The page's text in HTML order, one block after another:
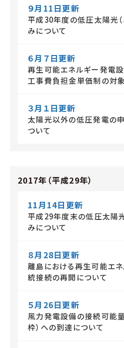
９月11日更新
平成30年度の低圧太陽光
みについて
６月７日更新
再生可能エネルギー発電
工事費負担金単価制の対
３月１日更新
太陽光以外の低圧発電の
ついて
2017年（平成29年）
11月14日更新
平成29年度末の低圧太陽
みについて
８月28日更新
離島における再生可能エ
統接続の再開について
５月26日更新
風力発電設備の接続可能
枠）への到達について